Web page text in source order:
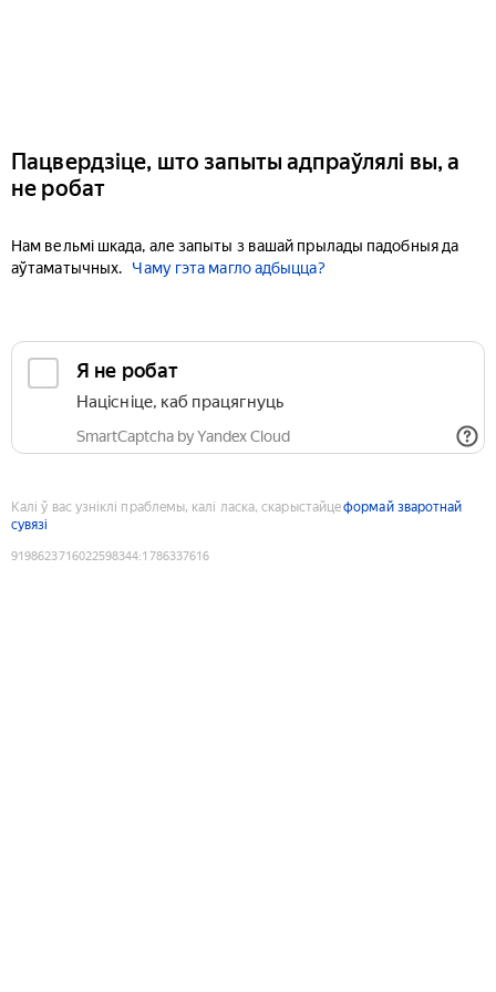
Пацвердзіце, што запыты адпраўлялі вы, а
не робат
Нам вельмі шкада, але запыты з вашай прылады падобныя да
аўтаматычных.
Чаму гэта магло адбыцца?
Я не робат
Націсніце, каб працягнуць
SmartCaptcha by Yandex Cloud
Калі ў вас узніклі праблемы, калі ласка, скарыстайцеформай зваротнай
сувязі
9198623716022598344:1786337616